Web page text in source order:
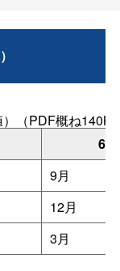
（PDF概ね
6月
9月
12月
3月